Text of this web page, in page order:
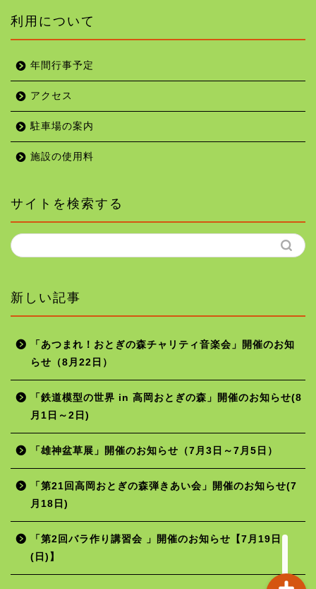
利用について
年間行事予定
アクセス
駐車場の案内
施設の使用料
サイトを検索する
新しい記事
「あつまれ！おとぎの森チャリティ音楽会」開催のお知
らせ（8月22日）
「鉄道模型の世界 in 高岡おとぎの森」開催のお知らせ(8
月1日～2日)
「雄神盆草展」開催のお知らせ（7月3日～7月5日）
「第21回高岡おとぎの森弾きあい会」開催のお知らせ(7
月18日)
「第2回バラ作り講習会 」開催のお知らせ【7月19日
(日)】
ホーム
年間行事予定
施設の使用料